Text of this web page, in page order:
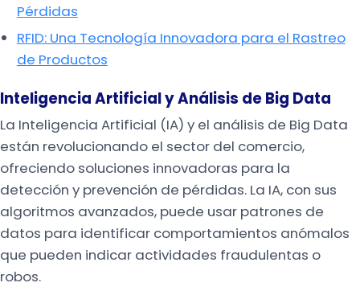
Pérdidas
RFID: Una Tecnología Innovadora para el Rastreo
de Productos
Inteligencia Artificial y Análisis de Big Data
La Inteligencia Artificial (IA) y el análisis de Big Data
están revolucionando el sector del comercio,
ofreciendo soluciones innovadoras para la
detección y prevención de pérdidas. La IA, con sus
algoritmos avanzados, puede usar patrones de
datos para identificar comportamientos anómalos
que pueden indicar actividades fraudulentas o
robos.